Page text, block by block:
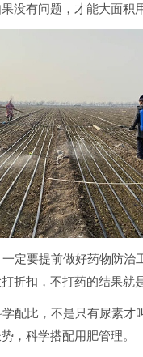
没有问题，才能大面积
定要提前做好药物防治
折扣，不打药的结果就
配比，不是只有尿素才
，科学搭配用肥管理。